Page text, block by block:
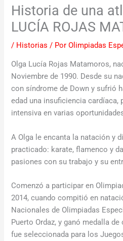
Historia de una
LUCÍA ROJAS
/ Historias / PorOlimpiadas
Olga Lucía Rojas Matamoros,
Noviembre de 1990. Desde su
con síndrome de Down y sufrió
edad una insuficiencia
intensiva en varias
A Olga le encanta la natación y
practicado: karate, flamenco y
pasiones con su trabajo y su
Comenzó a participar en
2014, cuando compitió en
Nacionales de Olimpiadas
Puerto Ordaz, y ganó medalla
fue seleccionada para los